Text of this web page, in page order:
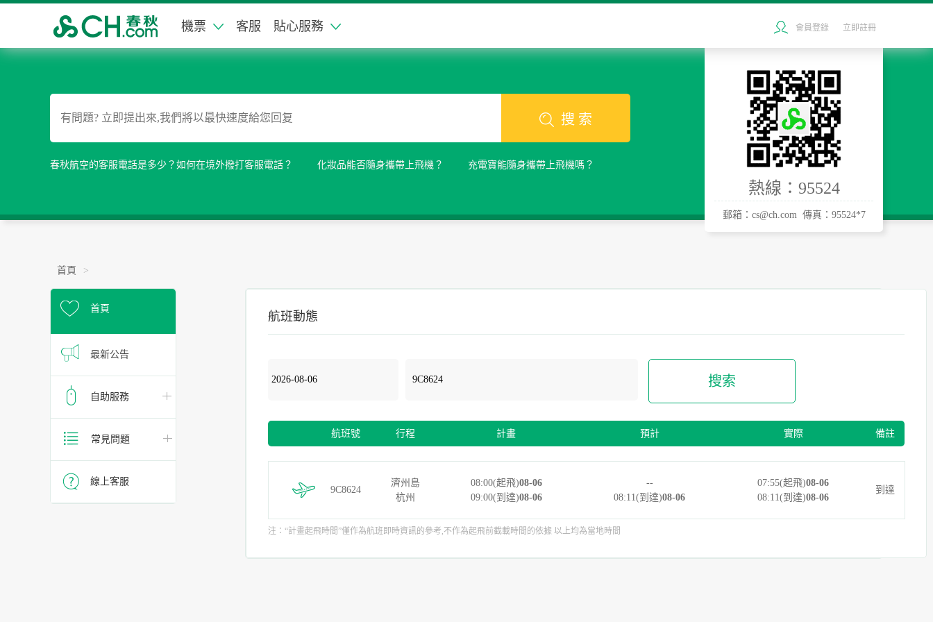
機票 客服 貼心服務 會員登錄 立即註冊
搜 索
春秋航空的客服電話是多少？如何在境外撥打客服電話？ 化妝品能否隨身攜帶上飛機？ 充電寶能隨身攜帶上飛機嗎？
熱線：95524
郵箱：cs@ch.com 傳真：95524*7
首頁 >
首頁
最新公告
自助服務
常見問題
線上客服
航班動態
搜索
航班號 行程 計畫 預計 實際 備註
9C8624
濟州島
杭州
08:00(起飛)08-06
09:00(到達)08-06
--
08:11(到達)08-06
07:55(起飛)08-06
08:11(到達)08-06
到達
注：“計畫起飛時間”僅作為航班即時資訊的參考,不作為起飛前截載時間的依據 以上均為當地時間